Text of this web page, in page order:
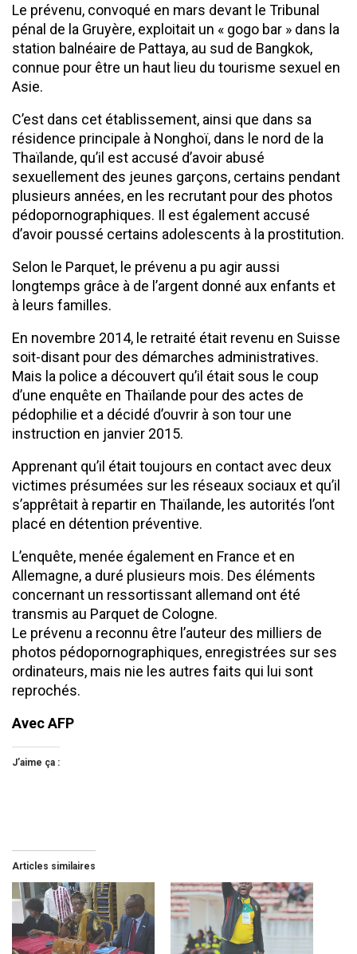
Le prévenu, convoqué en mars devant le Tribunal
pénal de la Gruyère, exploitait un « gogo bar » dans la
station balnéaire de Pattaya, au sud de Bangkok,
connue pour être un haut lieu du tourisme sexuel en
Asie.
C’est dans cet établissement, ainsi que dans sa
résidence principale à Nonghoï, dans le nord de la
Thaïlande, qu’il est accusé d’avoir abusé
sexuellement des jeunes garçons, certains pendant
plusieurs années, en les recrutant pour des photos
pédopornographiques. Il est également accusé
d’avoir poussé certains adolescents à la prostitution.
Selon le Parquet, le prévenu a pu agir aussi
longtemps grâce à de l’argent donné aux enfants et
à leurs familles.
En novembre 2014, le retraité était revenu en Suisse
soit-disant pour des démarches administratives.
Mais la police a découvert qu’il était sous le coup
d’une enquête en Thaïlande pour des actes de
pédophilie et a décidé d’ouvrir à son tour une
instruction en janvier 2015.
Apprenant qu’il était toujours en contact avec deux
victimes présumées sur les réseaux sociaux et qu’il
s’apprêtait à repartir en Thaïlande, les autorités l’ont
placé en détention préventive.
L’enquête, menée également en France et en
Allemagne, a duré plusieurs mois. Des éléments
concernant un ressortissant allemand ont été
transmis au Parquet de Cologne.
Le prévenu a reconnu être l’auteur des milliers de
photos pédopornographiques, enregistrées sur ses
ordinateurs, mais nie les autres faits qui lui sont
reprochés.
Avec AFP
J’aime ça :
Articles similaires